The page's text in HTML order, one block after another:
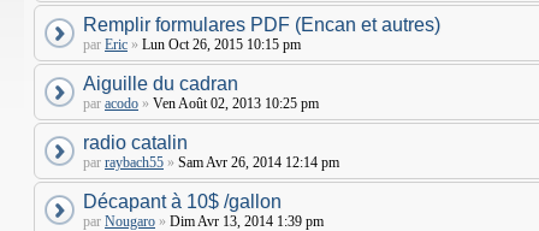
Remplir formulares PDF (Encan et autres)
par Eric » Lun Oct 26, 2015 10:15 pm
Aiguille du cadran
par acodo » Ven Août 02, 2013 10:25 pm
radio catalin
par raybach55 » Sam Avr 26, 2014 12:14 pm
Décapant à 10$ /gallon
par Nougaro » Dim Avr 13, 2014 1:39 pm